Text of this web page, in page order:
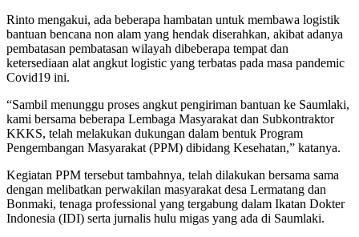
Rinto mengakui, ada beberapa hambatan untuk membawa logistik
bantuan bencana non alam yang hendak diserahkan, akibat adanya
pembatasan pembatasan wilayah dibeberapa tempat dan
ketersediaan alat angkut logistic yang terbatas pada masa pandemic
Covid19 ini.
“Sambil menunggu proses angkut pengiriman bantuan ke Saumlaki,
kami bersama beberapa Lembaga Masyarakat dan Subkontraktor
KKKS, telah melakukan dukungan dalam bentuk Program
Pengembangan Masyarakat (PPM) dibidang Kesehatan,” katanya.
Kegiatan PPM tersebut tambahnya, telah dilakukan bersama sama
dengan melibatkan perwakilan masyarakat desa Lermatang dan
Bonmaki, tenaga professional yang tergabung dalam Ikatan Dokter
Indonesia (IDI) serta jurnalis hulu migas yang ada di Saumlaki.